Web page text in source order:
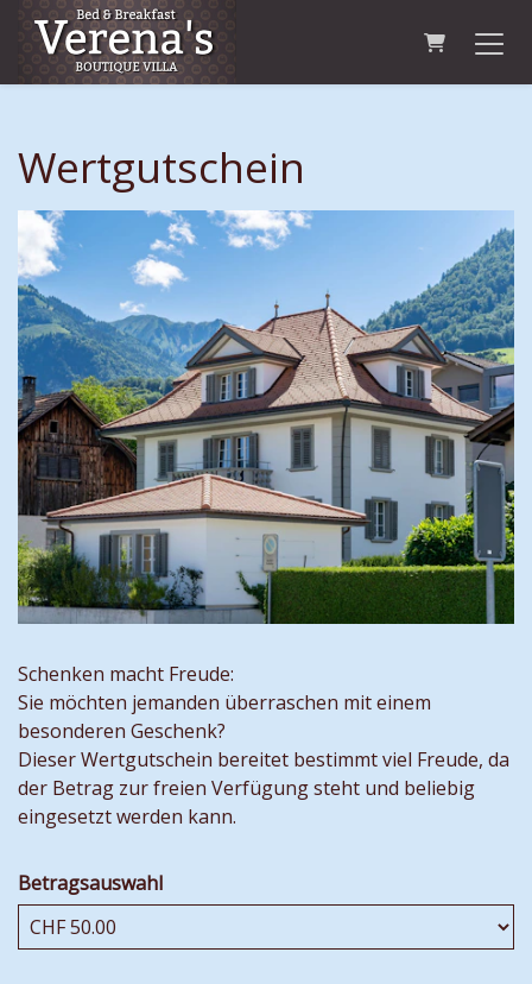
Warenkorb
Wertgutschein
Schenken macht Freude:
Sie möchten jemanden überraschen mit einem
besonderen Geschenk?
Dieser Wertgutschein bereitet bestimmt viel Freude, da
der Betrag zur freien Verfügung steht und beliebig
eingesetzt werden kann.
Betragsauswahl